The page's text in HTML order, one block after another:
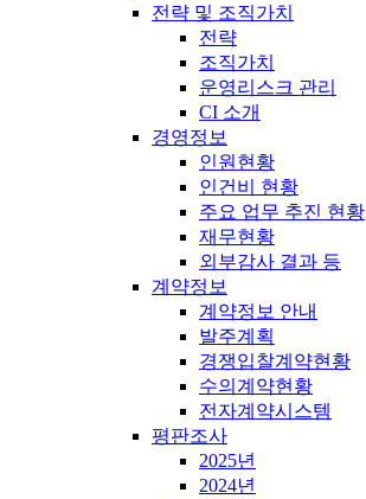
전략 및 조직가치
전략
조직가치
운영리스크 관리
CI 소개
경영정보
인원현황
인건비 현황
주요 업무 추진 현황
재무현황
외부감사 결과 등
계약정보
계약정보 안내
발주계획
경쟁입찰계약현황
수의계약현황
전자계약시스템
평판조사
2025년
2024년